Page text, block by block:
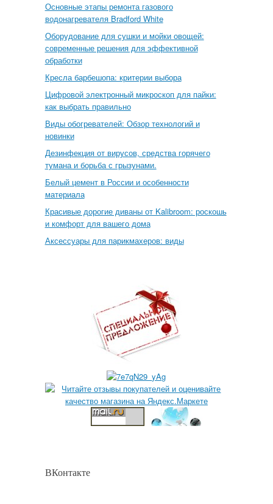
Основные этапы ремонта газового
водонагревателя Bradford White
Оборудование для сушки и мойки овощей:
современные решения для эффективной
обработки
Кресла барбешопа: критерии выбора
Цифровой электронный микроскоп для пайки:
как выбрать правильно
Виды обогревателей: Обзор технологий и
новинки
Дезинфекция от вирусов, средства горячего
тумана и борьба с грызунами.
Белый цемент в России и особенности
материала
Красивые дорогие диваны от Kalibroom: роскошь
и комфорт для вашего дома
Аксессуары для парикмахеров: виды
ВКонтакте